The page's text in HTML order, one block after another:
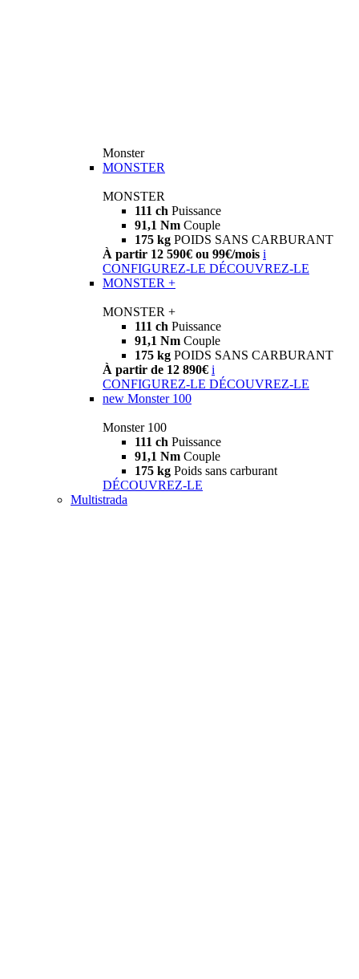
Monster
MONSTER
MONSTER
111 ch Puissance
91,1 Nm Couple
175 kg POIDS SANS CARBURANT
À partir 12 590€ ou 99€/mois i
CONFIGUREZ-LE DÉCOUVREZ-LE
MONSTER +
MONSTER +
111 ch Puissance
91,1 Nm Couple
175 kg POIDS SANS CARBURANT
À partir de 12 890€ i
CONFIGUREZ-LE DÉCOUVREZ-LE
new Monster 100
Monster 100
111 ch Puissance
91,1 Nm Couple
175 kg Poids sans carburant
DÉCOUVREZ-LE
Multistrada